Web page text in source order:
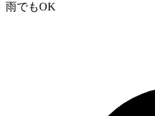
雨でもOK